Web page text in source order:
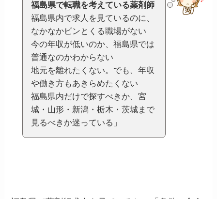
福島県で転職を考えている薬剤師
福島県内で求人を見ているのに、
なかなかピンとくる職場がない
今の年収が低いのか、福島県では
普通なのかわからない
地元を離れたくない。でも、年収
や働き方もあきらめたくない
福島県内だけで探すべきか、宮
城・山形・新潟・栃木・茨城まで
見るべきか迷っている」